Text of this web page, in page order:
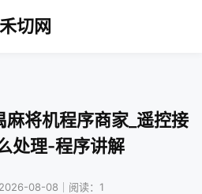
禾切网
将机程序商家_遥控接
处理-程序讲解
08-08｜阅读：1